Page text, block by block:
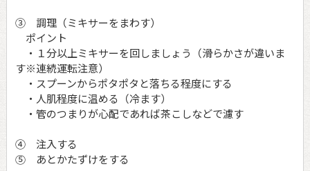
③ 調理（ミキサーをまわす）
ポイント
・１分以上ミキサーを回しましょう（滑らかさが違いま
す※連続運転注意）
・スプーンからポタポタと落ちる程度にする
・人肌程度に温める（冷ます）
・管のつまりが心配であれば茶こしなどで濾す
④ 注入する
⑤ あとかたずけをする